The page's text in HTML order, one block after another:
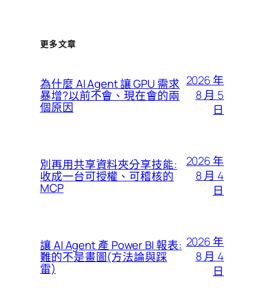
更多文章
為什麼 AI Agent 讓 GPU 需求
暴增?以前不會、現在會的兩
個原因
2026 年
8 月 5
日
別再用共享資料夾分享技能:
收成一台可授權、可稽核的
MCP
2026 年
8 月 4
日
讓 AI Agent 產 Power BI 報表:
難的不是畫圖(方法論與踩
雷)
2026 年
8 月 4
日